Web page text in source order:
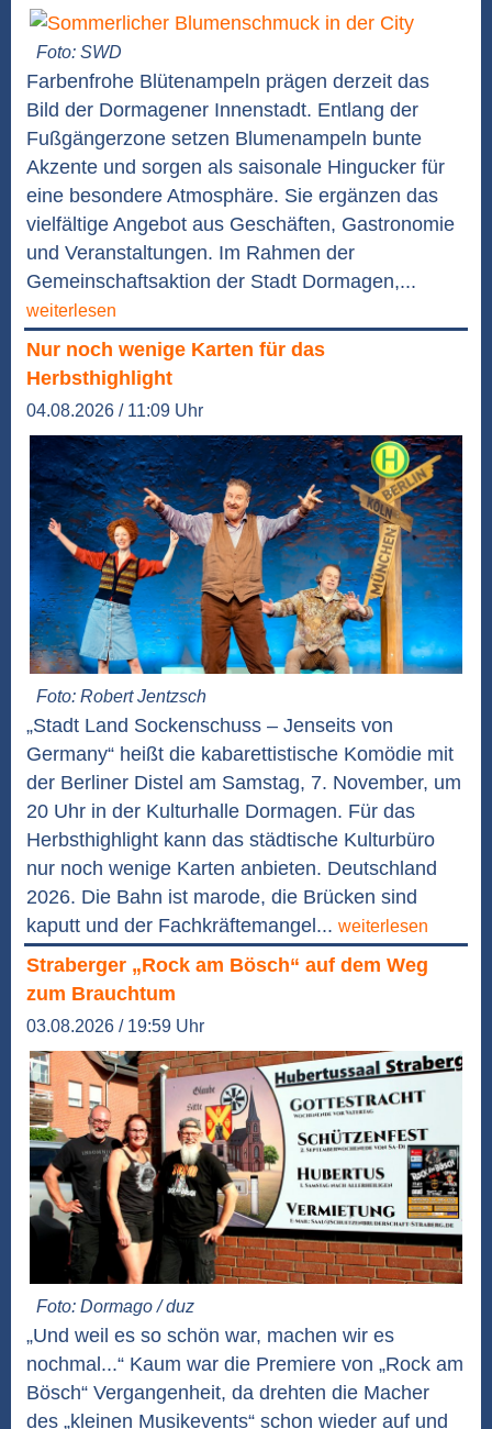
Foto: SWD
Farbenfrohe Blütenampeln prägen derzeit das
Bild der Dormagener Innenstadt. Entlang der
Fußgängerzone setzen Blumenampeln bunte
Akzente und sorgen als saisonale Hingucker für
eine besondere Atmosphäre. Sie ergänzen das
vielfältige Angebot aus Geschäften, Gastronomie
und Veranstaltungen. Im Rahmen der
Gemeinschaftsaktion der Stadt Dormagen,...
weiterlesen
Nur noch wenige Karten für das
Herbsthighlight
04.08.2026 / 11:09 Uhr
Foto: Robert Jentzsch
„Stadt Land Sockenschuss – Jenseits von
Germany“ heißt die kabarettistische Komödie mit
der Berliner Distel am Samstag, 7. November, um
20 Uhr in der Kulturhalle Dormagen. Für das
Herbsthighlight kann das städtische Kulturbüro
nur noch wenige Karten anbieten. Deutschland
2026. Die Bahn ist marode, die Brücken sind
kaputt und der Fachkräftemangel... weiterlesen
Straberger „Rock am Bösch“ auf dem Weg
zum Brauchtum
03.08.2026 / 19:59 Uhr
Foto: Dormago / duz
„Und weil es so schön war, machen wir es
nochmal...“ Kaum war die Premiere von „Rock am
Bösch“ Vergangenheit, da drehten die Macher
des „kleinen Musikevents“ schon wieder auf und